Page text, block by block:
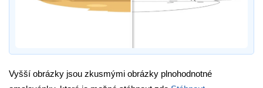
Vyšší obrázky jsou zkusmými obrázky plnohodnotné